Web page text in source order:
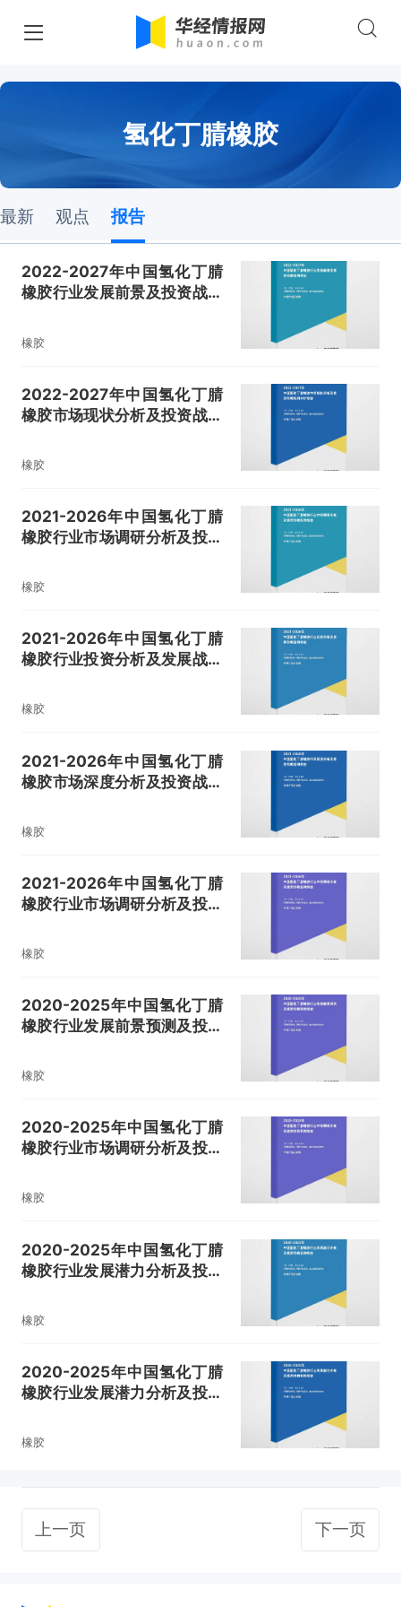
氢化丁腈橡胶
最新 观点 报告
2022-2027年中国氢化丁腈
橡胶行业发展前景及投资战略
橡胶
2022-2027年中国氢化丁腈
橡胶市场现状分析及投资战略
橡胶
2021-2026年中国氢化丁腈
橡胶行业市场调研分析及投资
橡胶
2021-2026年中国氢化丁腈
橡胶行业投资分析及发展战略
橡胶
2021-2026年中国氢化丁腈
橡胶市场深度分析及投资战略
橡胶
2021-2026年中国氢化丁腈
橡胶行业市场调研分析及投资
橡胶
2020-2025年中国氢化丁腈
橡胶行业发展前景预测及投资
橡胶
2020-2025年中国氢化丁腈
橡胶行业市场调研分析及投资
橡胶
2020-2025年中国氢化丁腈
橡胶行业发展潜力分析及投资
橡胶
2020-2025年中国氢化丁腈
橡胶行业发展潜力分析及投资
橡胶
上一页 下一页